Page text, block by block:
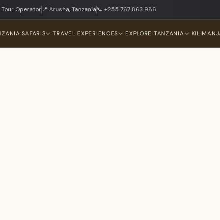
Operator📍 Arusha, Tanzania📞 +255 767 863 986
SAFARIS TRAVEL EXPERIENCES EXPLORE TANZANIA